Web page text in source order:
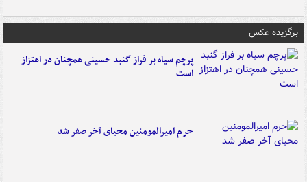
برگزیده عکس
پرچم سیاه بر فراز گنبد حسینی همچنان در اهتزاز
است
حرم امیرالمومنین محیای آخر صفر شد